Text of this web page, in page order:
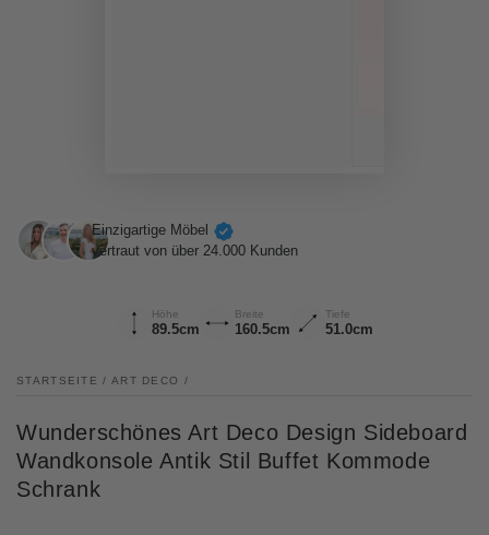
Einzigartige Möbel
vertraut von über 24.000 Kunden
Höhe
89.5cm
Breite
160.5cm
Tiefe
51.0cm
STARTSEITE / ART DECO /
Wunderschönes Art Deco Design Sideboard
Wandkonsole Antik Stil Buffet Kommode
Schrank